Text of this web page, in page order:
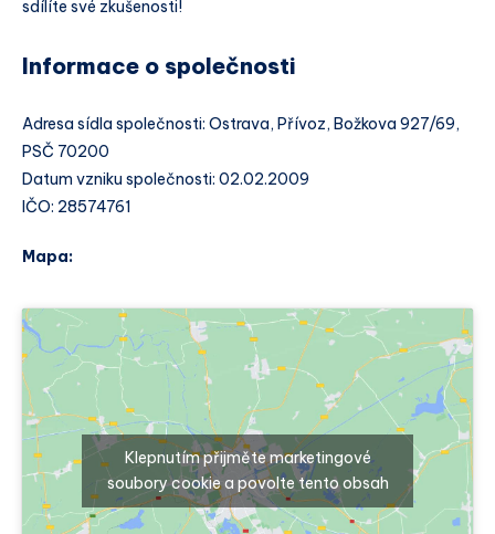
sdílíte své zkušenosti!
Informace o společnosti
Adresa sídla společnosti: Ostrava, Přívoz, Božkova 927/69,
PSČ 70200
Datum vzniku společnosti: 02.02.2009
IČO: 28574761
Mapa:
Klepnutím přijměte marketingové
soubory cookie a povolte tento obsah